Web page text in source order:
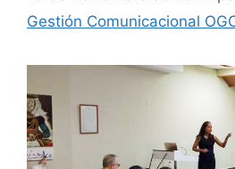
Gestión Comunicacional